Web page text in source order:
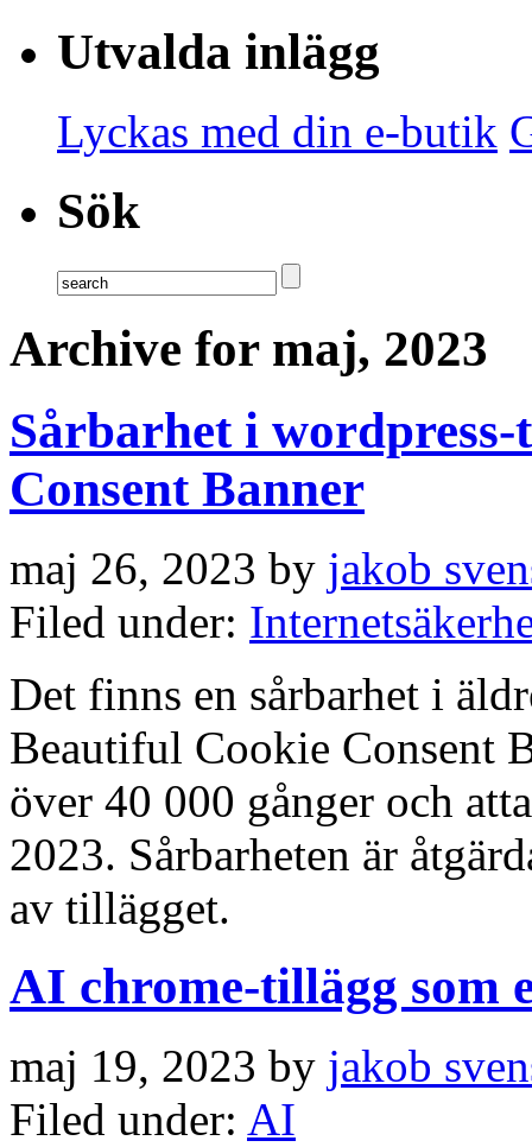
Utvalda inlägg
Lyckas med din e-butik
Sök
Archive for maj, 2023
Sårbarhet i
Consent Banner
maj 26, 2023 by jakob
Filed under:
Det finns en sårbarhet i
Beautiful Cookie Consent
över 40 000 gånger och
2023. Sårbarheten är
av tillägget.
AI chrome-tillägg som
maj 19, 2023 by jakob
Filed under: AI